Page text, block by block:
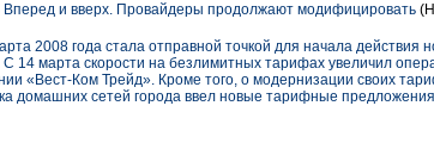
Вперед и вверх. Провайдеры продолжают модифицировать
2008 года стала отправной точкой для начала
С 14 марта скорости на безлимитных тарифах увеличил
«Вест-Ком Трейд». Кроме того, о модернизации своих
домашних сетей города ввел новые тарифные